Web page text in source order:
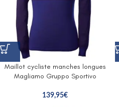
Maillot cycliste manches longues
Magliamo Gruppo Sportivo
139,95€